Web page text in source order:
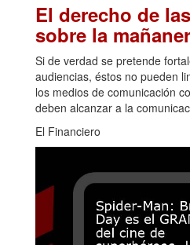
El derecho de
sobre la
Si de verdad se pretende
audiencias, éstos no pueden
los medios de comunicación
deben alcanzar a la
El Financiero